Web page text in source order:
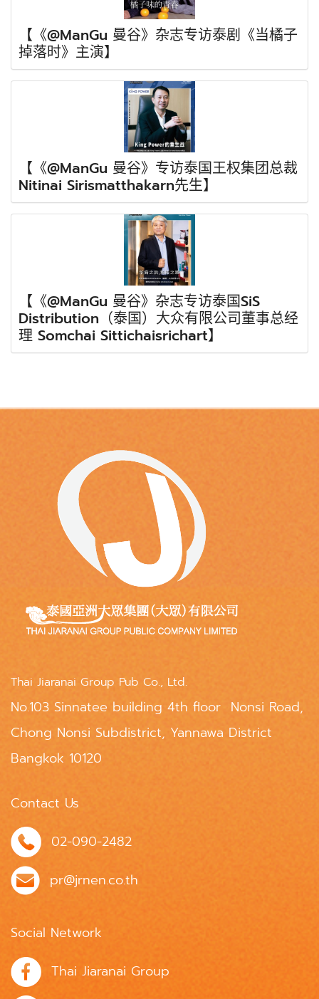
【《@ManGu 曼谷》杂志专访泰剧《当橘子
掉落时》主演】
【《@ManGu 曼谷》专访泰国王权集团总裁
Nitinai Sirismatthakarn先生】
【《@ManGu 曼谷》杂志专访泰国SiS
Distribution（泰国）大众有限公司董事总经
理 Somchai Sittichaisrichart】
Thai Jiaranai Group Pub Co., Ltd.
No.103 Sinnatee building 4th floor Nonsi Road,
Chong Nonsi Subdistrict, Yannawa District
Bangkok 10120
Contact Us
02-090-2482
pr@jrnen.co.th
Social Network
Thai Jiaranai Group